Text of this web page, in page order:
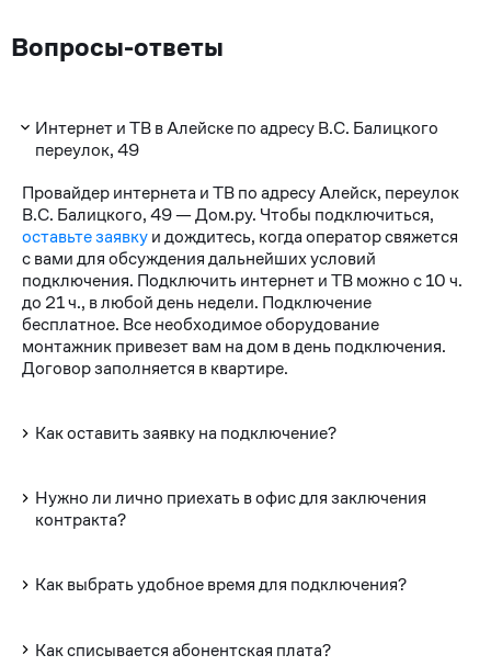
Вопросы-ответы
Интернет и ТВ в Алейске по адресу В.С. Балицкого
переулок, 49
Провайдер интернета и ТВ по адресу Алейск, переулок
В.С. Балицкого, 49 — Дом.ру. Чтобы подключиться,
оставьте заявкуи дождитесь, когда оператор свяжется
с вами для обсуждения дальнейших условий
подключения. Подключить интернет и ТВ можно с 10 ч.
до 21 ч., в любой день недели. Подключение
бесплатное. Все необходимое оборудование
монтажник привезет вам на дом в день подключения.
Договор заполняется в квартире.
Как оставить заявку на подключение?
Нужно ли лично приехать в офис для заключения
контракта?
Как выбрать удобное время для подключения?
Как списывается абонентская плата?